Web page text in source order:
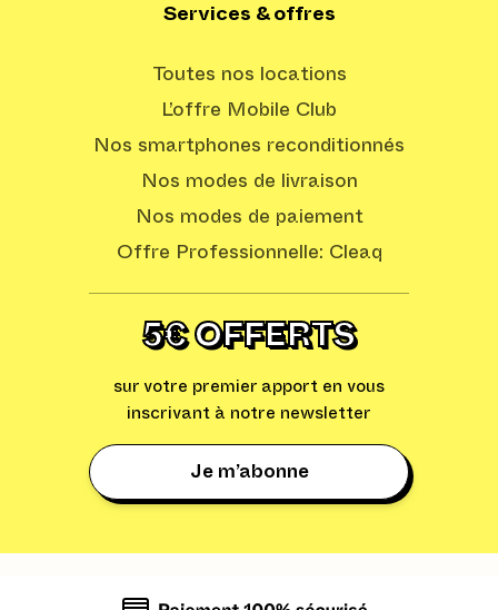
Services & offres
Toutes nos locations
L’offre Mobile Club
Nos smartphones reconditionnés
Nos modes de livraison
Nos modes de paiement
Offre Professionnelle: Cleaq
5€ OFFERTS
sur votre premier apport en vous
inscrivant à notre newsletter
Je m’abonne